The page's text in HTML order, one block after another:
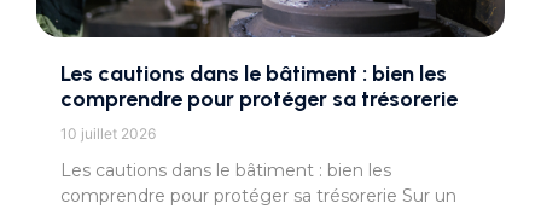
Les cautions dans le bâtiment : bien les
comprendre pour protéger sa trésorerie
10 juillet 2026
Les cautions dans le bâtiment : bien les
comprendre pour protéger sa trésorerie Sur un